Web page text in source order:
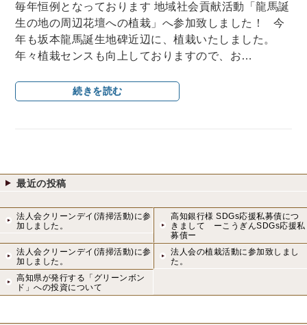
毎年恒例となっております 地域社会貢献活動「龍馬誕
生の地の周辺花壇への植栽」へ参加致しました！ 今
年も坂本龍馬誕生地碑近辺に、植栽いたしました。
年々植栽センスも向上しておりますので、お…
続きを読む
最近の投稿
法人会クリーンデイ(清掃活動)に参
加しました。
高知銀行様 SDGs応援私募債につ
きまして ーこうぎんSDGs応援私
募債ー
法人会クリーンデイ(清掃活動)に参
加しました。
法人会の植栽活動に参加致しまし
た。
高知県が発行する「グリーンボン
ド」への投資について